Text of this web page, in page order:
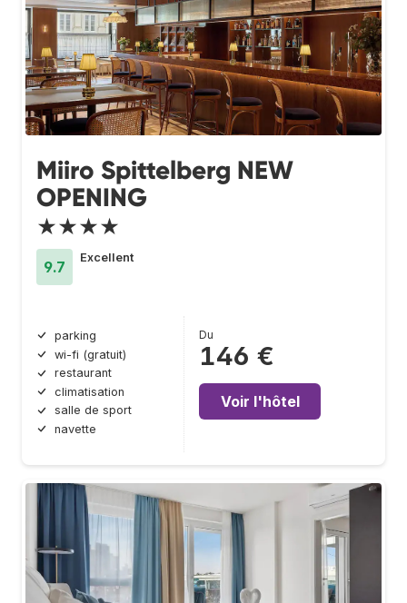
Miiro Spittelberg NEW
OPENING
★★★★
9.7
Excellent
parking
wi-fi (gratuit)
restaurant
climatisation
salle de sport
navette
Du
146 €
Voir l'hôtel